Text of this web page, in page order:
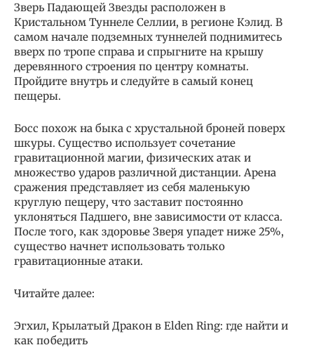
Зверь Падающей Звезды расположен в
Кристальном Туннеле Селлии, в регионе Кэлид. В
самом начале подземных туннелей поднимитесь
вверх по тропе справа и спрыгните на крышу
деревянного строения по центру комнаты.
Пройдите внутрь и следуйте в самый конец
пещеры.
Босс похож на быка с хрустальной броней поверх
шкуры. Существо использует сочетание
гравитационной магии, физических атак и
множество ударов различной дистанции. Арена
сражения представляет из себя маленькую
круглую пещеру, что заставит постоянно
уклоняться Падшего, вне зависимости от класса.
После того, как здоровье Зверя упадет ниже 25%,
существо начнет использовать только
гравитационные атаки.
Читайте далее:
Эгхил, Крылатый Дракон в Elden Ring: где найти и
как победить